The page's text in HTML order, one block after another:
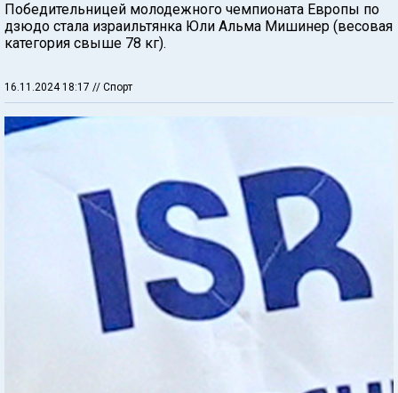
Победительницей молодежного чемпионата Европы по
дзюдо стала израильтянка Юли Альма Мишинер (весовая
категория свыше 78 кг).
16.11.2024 18:17 // Спорт